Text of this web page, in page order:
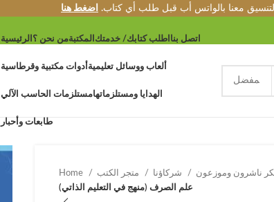
معنا بالواتس أب قبل طلب أي كتاب. اضغط هنا
الرئيسية من نحن ؟المكتبة اطلب كتابك/ خدمتك اتصل بنا
أدوات مكتبية وقرطاسية ألعاب ووسائل تعليمية
مستلزمات الحاسب الآليالهدايا ومستلزماتها
طابعات وأحبار
Home
علم الصرف (منهج في التعليم الذاتي)